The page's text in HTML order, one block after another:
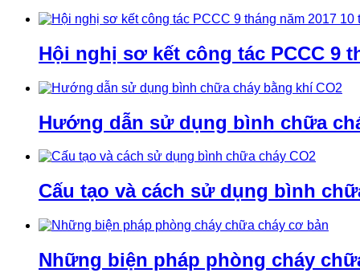
Hội nghị sơ kết công tác PCCC 9
Hướng dẫn sử dụng bình chữa
Cấu tạo và cách sử dụng bình
Những biện pháp phòng cháy